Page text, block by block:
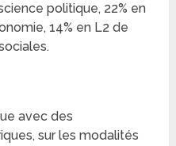
politique, 22% en
14% en L2 de
avec des
sur les modalités